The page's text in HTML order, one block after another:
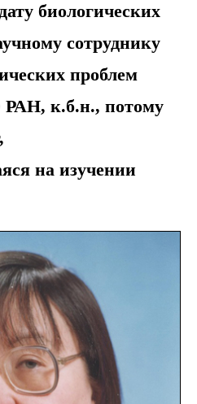
биологических
сотруднику
проблем
к.б.н., потому
на изучении